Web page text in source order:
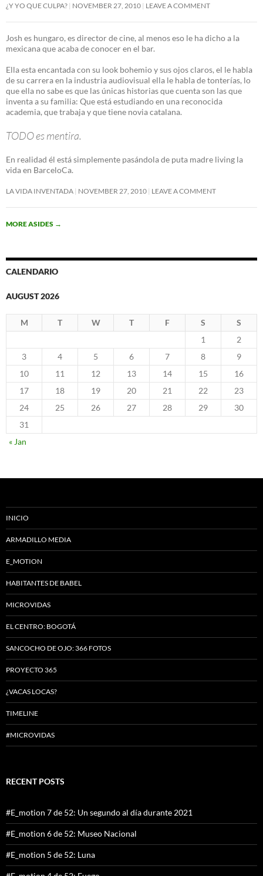
¿Y YO QUE CULPA? NOVEMBER 27, 2010 LEAVE A COMMENT
Josh es hungaro, es director de cine, al menos eso le ha dicho a la
mexicana que acaba de conocer en el bar.
Ella esta encantada con su look bohemio y sus ojos claros, el le habla
de su carrera en la industria audiovisual ella le habla de tonterías, lo
que ella no sabe es que las únicas historias que cuenta son las que
inventa a su familia: Que está estudiando en una reconocida
academia, que trabaja y que tiene novia catalana.
TODO es mentira.
En realidad él está simplemente pasándola de puta madre living la
vida en BarceloCa.
LA VIDA INVENTADA NOVEMBER 27, 2010 LEAVE A COMMENT
MORE ASIDES →
CALENDARIO
AUGUST 2026
M T W T F S
S
1
2
3
4 5 6 7 8
9
10
11 12 13 14 15
16
17
18 19 20 21 22
23
24
25 26 27 28 29
30
31
« Jan
INICIO
ARMADILLO MEDIA
E_MOTION
HABITANTES DE BABEL
MICROVIDAS
EL CENTRO: BOGOTÁ
SANCOCHO DE OJO: 366 FOTOS
PROYECTO 365
¿VACAS LOCAS?
TIMELINE
#MICROVIDAS
RECENT POSTS
#E_motion 7 de 52: Un segundo al día durante 2021
#E_motion 6 de 52: Museo Nacional
#E_motion 5 de 52: Luna